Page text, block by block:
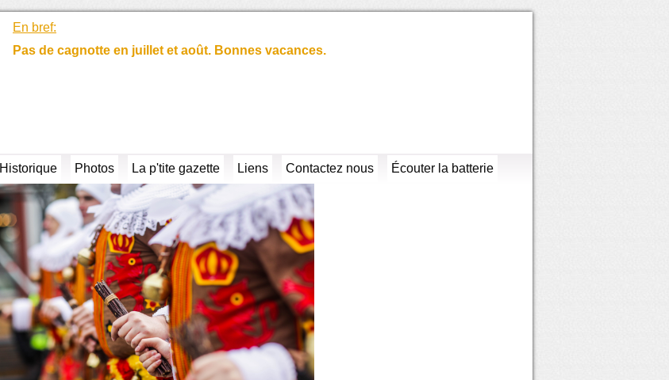
En bref:
Pas de cagnotte en juillet et août. Bonnes vacances.
Historique Photos La p'tite gazette Liens Contactez nous Écouter la batterie